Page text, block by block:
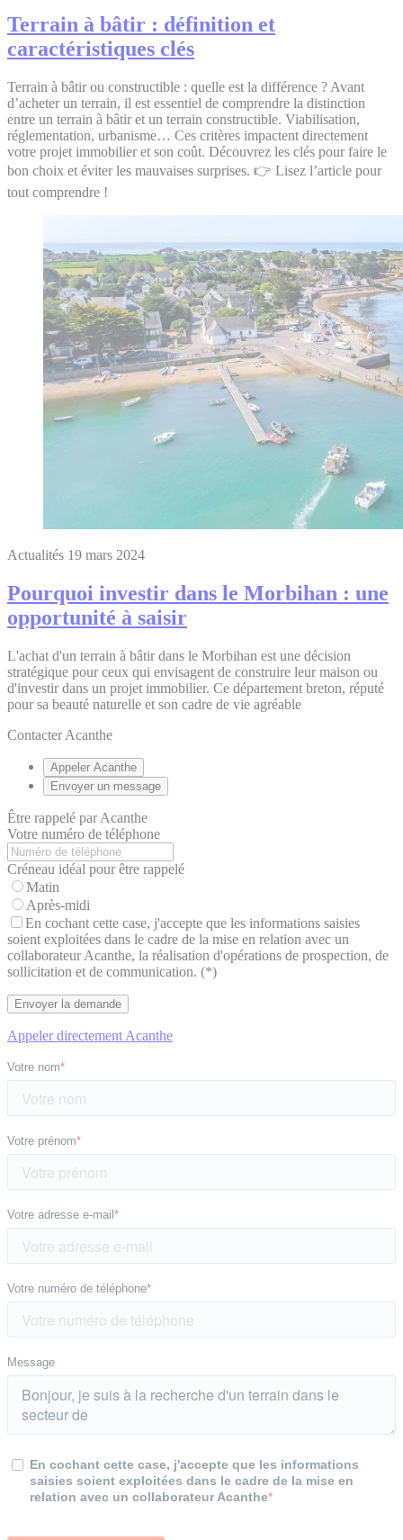
Terrain à bâtir : définition et
caractéristiques clés
Terrain à bâtir ou constructible : quelle est la différence ? Avant
d’acheter un terrain, il est essentiel de comprendre la distinction
entre un terrain à bâtir et un terrain constructible. Viabilisation,
réglementation, urbanisme… Ces critères impactent directement
votre projet immobilier et son coût. Découvrez les clés pour faire le
bon choix et éviter les mauvaises surprises. 👉 Lisez l’article pour
tout comprendre !
Actualités 19 mars 2024
Pourquoi investir dans le Morbihan : une
opportunité à saisir
L'achat d'un terrain à bâtir dans le Morbihan est une décision
stratégique pour ceux qui envisagent de construire leur maison ou
d'investir dans un projet immobilier. Ce département breton, réputé
pour sa beauté naturelle et son cadre de vie agréable
Contacter Acanthe
Appeler Acanthe
Envoyer un message
Être rappelé par Acanthe
Votre numéro de téléphone
Créneau idéal pour être rappelé
Matin
Après-midi
En cochant cette case, j'accepte que les informations saisies
soient exploitées dans le cadre de la mise en relation avec un
collaborateur Acanthe, la réalisation d'opérations de prospection, de
sollicitation et de communication. (*)
Appeler directement Acanthe